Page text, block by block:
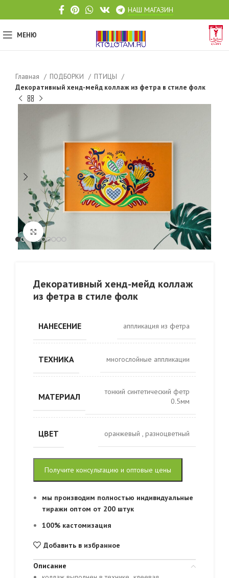
НАШ МАГАЗИН
МЕНЮ
Главная ПОДБОРКИ
ПТИЦЫ
Декоративный хенд-мейд коллаж из фетра в стиле фолк
Click to enlarge
Декоративный хенд-мейд коллаж
из фетра в стиле фолк
НАНЕСЕНИЕ аппликация из фетра
ТЕХНИКА многослойные аппликации
МАТЕРИАЛ
тонкий синтетический фетр
0.5мм
ЦВЕТ оранжевый , разноцветный
Получите консультацию и оптовые цены
мы производим полностью индивидуальные
тиражи оптом от 200 штук
100% кастомизация
Добавить в избранное
Описание